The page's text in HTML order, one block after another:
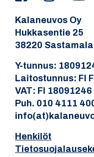
Kalaneuvos Oy
Hukkasentie 25
38220 Sastamala
Y-tunnus:
Laitostunnus: FI
VAT: FI 18091246
Puh. 010 4111
Henkilöt